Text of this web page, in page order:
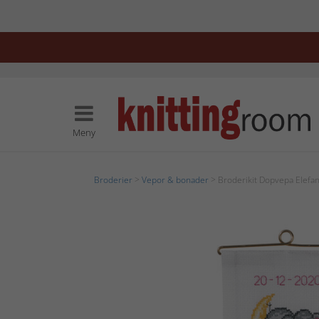
Meny
Broderier Vepor & bonader > Broderikit Dopvepa